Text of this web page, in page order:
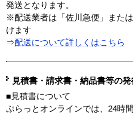
発送となります。
※配送業者は「佐川急便」また
けます
⇒配送について詳しくはこちら
見積書・請求書・納品書等の
■見積書について
ぷらっとオンラインでは、24時